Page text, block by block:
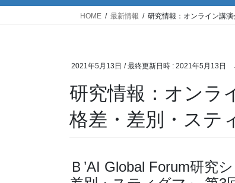
HOME 最新情報 研究情報：オンライン講演
2021年5月13日 / 最終更新日時 : 2021年5月13日
研究情報：オンラ
格差・差別・ステ
Ｂ’AI Global Forum研究